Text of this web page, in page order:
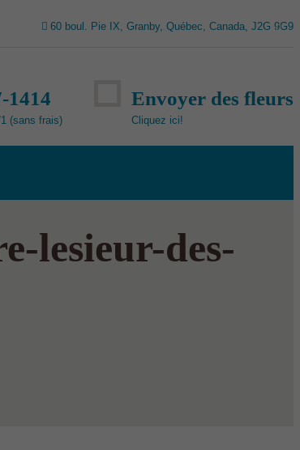
60 boul. Pie IX, Granby, Québec, Canada, J2G 9G9
1414
(sans frais)
Envoyer des fleurs
Cliquez ici!
lesieur-des-